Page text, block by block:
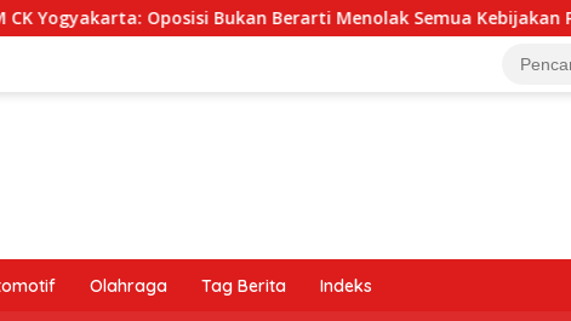
Oposisi Bukan Berarti Menolak Semua Kebijakan Pemerintah
Olahraga Tag Berita Indeks